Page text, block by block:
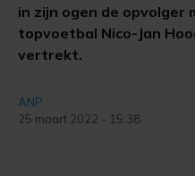
in zijn ogen de opvolger
topvoetbal Nico-Jan
vertrekt.
ANP
25 maart 2022 - 15:38